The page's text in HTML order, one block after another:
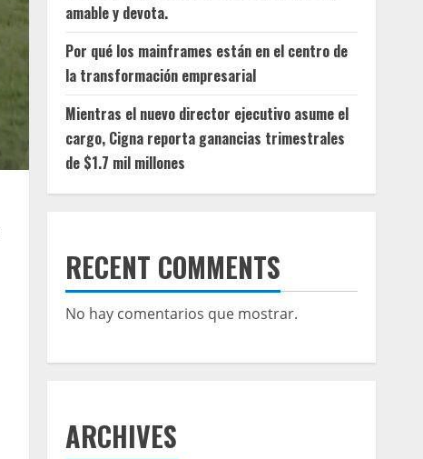
amable y devota.
Por qué los mainframes están en el centro de
la transformación empresarial
Mientras el nuevo director ejecutivo asume el
cargo, Cigna reporta ganancias trimestrales
de $1.7 mil millones
RECENT COMMENTS
No hay comentarios que mostrar.
ARCHIVES